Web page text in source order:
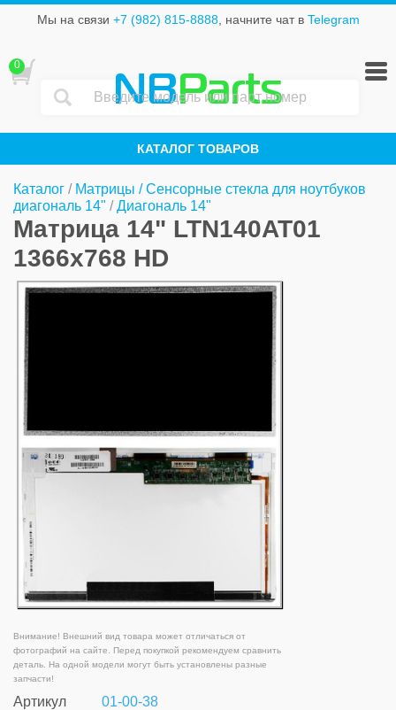
Мы на связи +7 (982) 815-8888, начните чат в Telegram
NBParts
КАТАЛОГ ТОВАРОВ
0
Каталог / Матрицы / Сенсорные стекла для ноутбуков
диагональ 14" /Диагональ 14"
Матрица 14" LTN140AT01
1366x768 HD
Внимание! Внешний вид товара может отличаться от
фотографий на сайте. Перед покупкой рекомендуем сравнить
деталь. На одной модели могут быть установлены разные
запчасти!
Артикул
01-00-38